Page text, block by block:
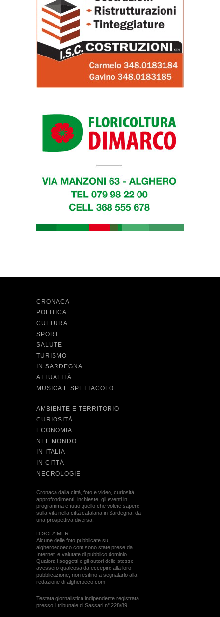
CRONACA
POLITICA
CULTURA
SPORT
SALUTE
TURISMO
IN SARDEGNA
ATTUALITÀ
MUSICA E SPETTACOLO
AMBIENTE E TERRITORIO
CURIOSITÀ
ECONOMIA
NEL MONDO
IN ITALIA
IN CITTÀ
NECROLOGIE
Cronaca dalla città, foto e video, curiosità,
approfondimenti, inchieste, gli eventi in
programma e tutto quello che volete sapere
sulla vita nella città catalana in Sardegna, da
una prospettiva diversa.
DISCLAIMER
Alcune delle foto pubblicate su
algheroecoeco.com sono state prese da
Internet, e valutate di pubblico dominio.
Qualora i soggetti o gli autori delle stesse
avessero qualcosa da eccepire alla loro
pubblicazione, non esitino a segnalarlo alla
redazione di algheroeco.com
Testata giornalistica indipendente registrata
presso il tribunale di Sassari n° 228/89